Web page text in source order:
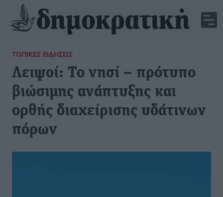
ΤΟΠΙΚΈΣ ΕΙΔΉΣΕΙΣ
Λειψοί: Το νησί – πρότυπο
βιώσιμης ανάπτυξης και
ορθής διαχείρισης υδάτινων
πόρων